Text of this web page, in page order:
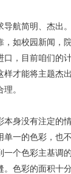
航简明、杰出。
如校园新闻，
，目前咱们的
才能将主题杰出
。
身没有注定的
一的色彩，也
个色彩主基调
色彩的面积十